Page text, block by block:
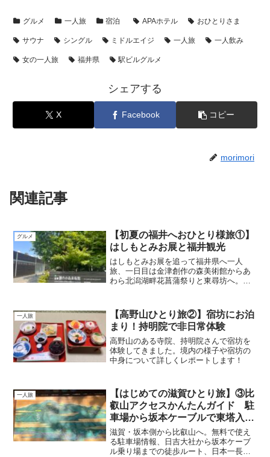
グルメ 一人旅 宿泊 APAホテル おひとりさま
サウナ シングル ミドルエイジ 一人旅 一人飲み
女の一人旅 福井県 駅ビルグルメ
シェアする
X Facebook コピー
morimori
関連記事
グルメ
【初夏の福井へおひとり様旅①】
はしもとみお展と福井観光
はしもとみお展を追って福井県へ一人
旅、一日目は金津創作の森美術館からあ
わら北潟湖畔花菖蒲祭りと東尋坊へ。地
一人旅
【高野山ひとり旅②】宿坊にお泊
まり！持明院で非日常体験
高野山のある寺院、持明院さんで宿坊を
体験してきました。境内の様子や宿坊の
中身について詳しくレポートします！
一人旅
【はじめての滋賀ひとり旅】③比
叡山アクセスかんたんガイド 駐
車場から坂本ケーブルで東塔入口
まで歩いてみた
滋賀・坂本側から比叡山へ。無料で使え
る駐車場情報、日吉大社から坂本ケーブ
ル乗り場までの徒歩ルート、日本一長い